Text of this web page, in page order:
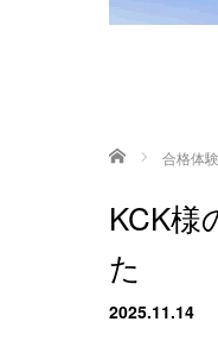
ホーム 合格体
KCK様
た
2025.11.14